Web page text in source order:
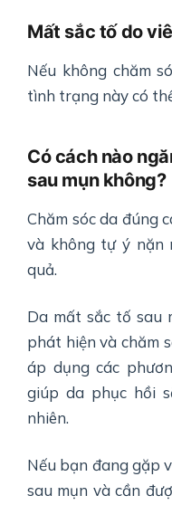
Mất sắc tố do
Nếu không chăm
tình trạng này có
Có cách nào
sau mụn không?
Chăm sóc da đúng
và không tự ý nặn
quả.
Da mất sắc tố sau
phát hiện và chăm
áp dụng các
giúp da phục hồi
nhiên.
Nếu bạn đang gặp
sau mụn và cần